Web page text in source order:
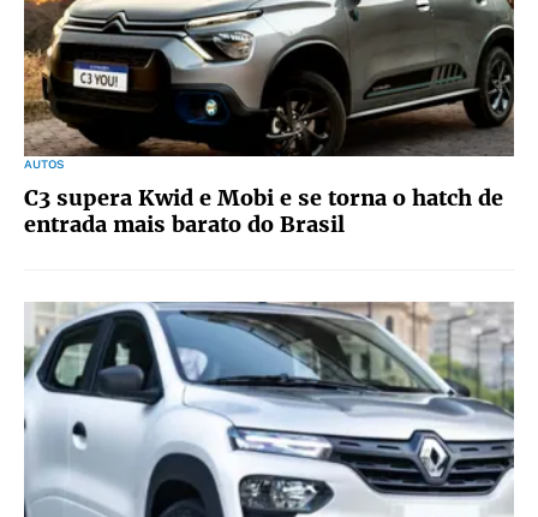
AUTOS
C3 supera Kwid e Mobi e se torna o hatch de
entrada mais barato do Brasil